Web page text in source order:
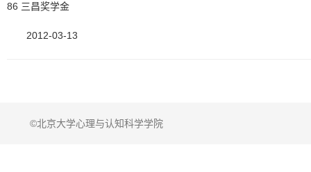
86 三昌奖学金
2012-03-13
©北京大学心理与认知科学学院